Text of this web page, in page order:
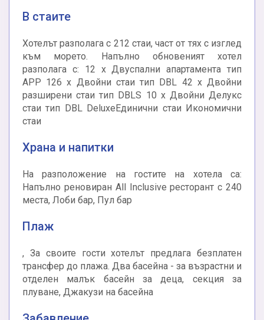
В стаите
Хотелът разполага с 212 стаи, част от тях с изглед
към морето. Напълно обновеният хотел
разполага с: 12 х Двуспални апартамента тип
APP 126 х Двойни стаи тип DBL 42 х Двойни
разширени стаи тип DBLS 10 х Двойни Делукс
стаи тип DBL DeluxeЕдинични стаи Икономични
стаи
Храна и напитки
На разположение на гостите на хотела са:
Напълно реновиран All Inclusive ресторант с 240
места, Лоби бар, Пул бар
Плаж
, За своите гости хотелът предлага безплатен
трансфер до плажа. Два басейна - за възрастни и
отделен малък басейн за деца, секция за
плуване, Джакузи на басейна